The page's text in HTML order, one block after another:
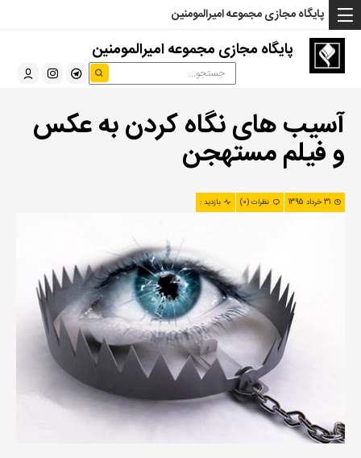
... Read more »" />
... Read more »" />... Read more »" />
پایگاه مجازی مجموعه امیرالمومنین
پایگاه مجازی مجموعه امیرالمومنین
آسیب های نگاه کردن به عکس
و فیلم مستهجن
31 خرداد 1395 نظرات (0) بازدید :